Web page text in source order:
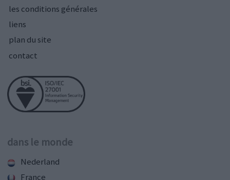
les conditions générales
liens
plan du site
contact
dans le monde
Nederland
France